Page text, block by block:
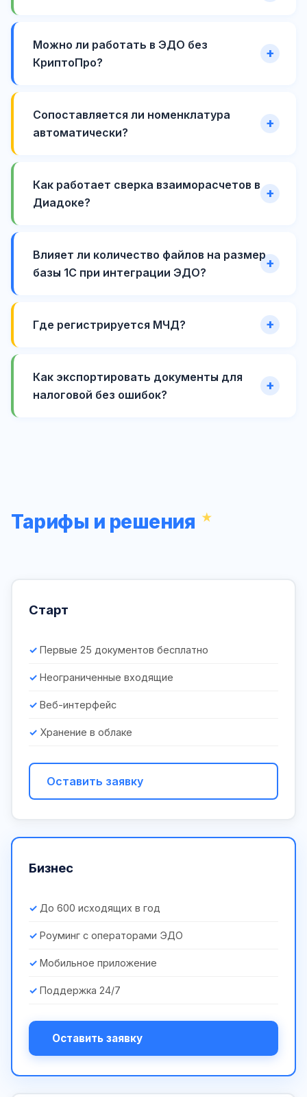
Можно ли работать в ЭДО без
КриптоПро?
Сопоставляется ли номенклатура
автоматически?
Как работает сверка взаиморасчетов в
Диадоке?
Влияет ли количество файлов на размер
базы 1С при интеграции ЭДО?
Где регистрируется МЧД?
Как экспортировать документы для
налоговой без ошибок?
Тарифы и решения
Старт
Первые 25 документов бесплатно
Неограниченные входящие
Веб-интерфейс
Хранение в облаке
Оставить заявку
Бизнес
До 600 исходящих в год
Роуминг с операторами ЭДО
Мобильное приложение
Поддержка 24/7
Оставить заявку